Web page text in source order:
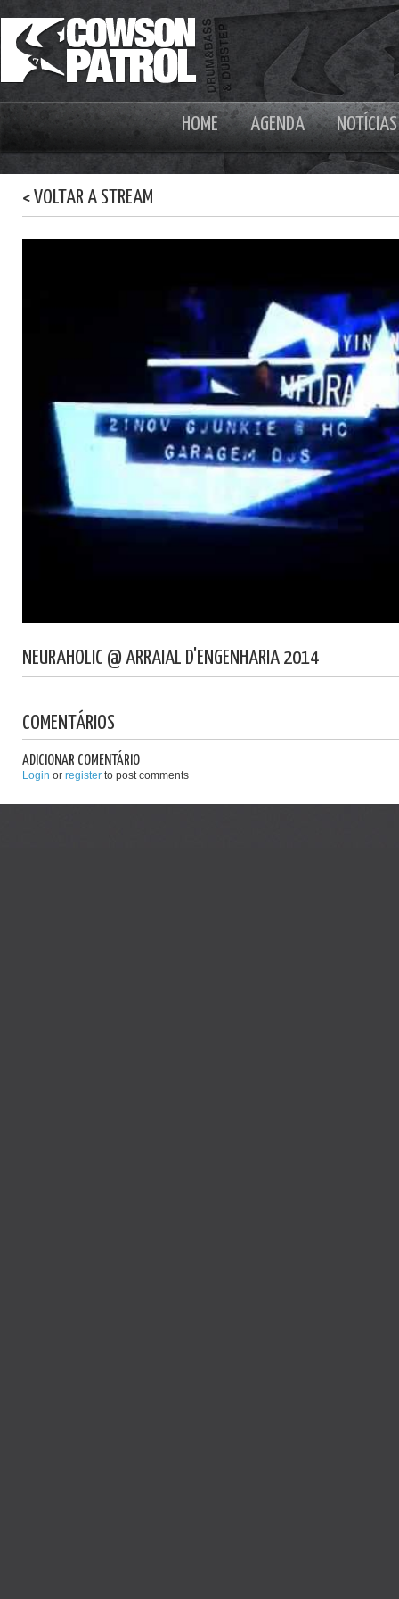
HOME AGENDA NOTÍCIAS
< VOLTAR A STREAM
NEURAHOLIC @ ARRAIAL D'ENGENHARIA 2014
COMENTÁRIOS
ADICIONAR COMENTÁRIO
Login or register to post comments